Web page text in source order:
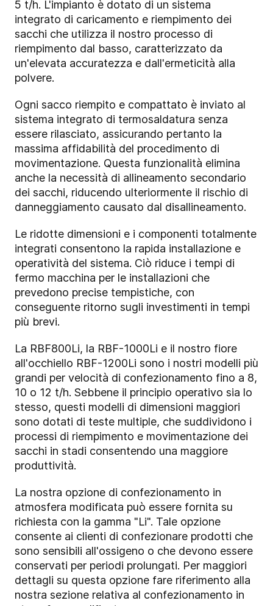
5 t/h. L'impianto è dotato di un sistema
integrato di caricamento e riempimento dei
sacchi che utilizza il nostro processo di
riempimento dal basso, caratterizzato da
un'elevata accuratezza e dall'ermeticità alla
polvere.
Ogni sacco riempito e compattato è inviato al
sistema integrato di termosaldatura senza
essere rilasciato, assicurando pertanto la
massima affidabilità del procedimento di
movimentazione. Questa funzionalità elimina
anche la necessità di allineamento secondario
dei sacchi, riducendo ulteriormente il rischio di
danneggiamento causato dal disallineamento.
Le ridotte dimensioni e i componenti totalmente
integrati consentono la rapida installazione e
operatività del sistema. Ciò riduce i tempi di
fermo macchina per le installazioni che
prevedono precise tempistiche, con
conseguente ritorno sugli investimenti in tempi
più brevi.
La RBF800Li, la RBF-1000Li e il nostro fiore
all'occhiello RBF-1200Li sono i nostri modelli più
grandi per velocità di confezionamento fino a 8,
10 o 12 t/h. Sebbene il principio operativo sia lo
stesso, questi modelli di dimensioni maggiori
sono dotati di teste multiple, che suddividono i
processi di riempimento e movimentazione dei
sacchi in stadi consentendo una maggiore
produttività.
La nostra opzione di confezionamento in
atmosfera modificata può essere fornita su
richiesta con la gamma "Li". Tale opzione
consente ai clienti di confezionare prodotti che
sono sensibili all'ossigeno o che devono essere
conservati per periodi prolungati. Per maggiori
dettagli su questa opzione fare riferimento alla
nostra sezione relativa al confezionamento in